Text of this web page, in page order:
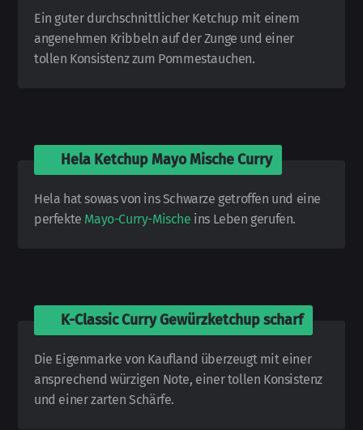
Ein guter durchschnittlicher Ketchup mit einem
angenehmen Kribbeln auf der Zunge und einer
tollen Konsistenz zum Pommestauchen.
Hela Ketchup Mayo Mische Curry
Hela hat sowas von ins Schwarze getroffen und eine
perfekte Mayo-Curry-Mische ins Leben gerufen.
K-Classic Curry Gewürzketchup scharf
Die Eigenmarke von Kaufland überzeugt mit einer
ansprechend würzigen Note, einer tollen Konsistenz
und einer zarten Schärfe.